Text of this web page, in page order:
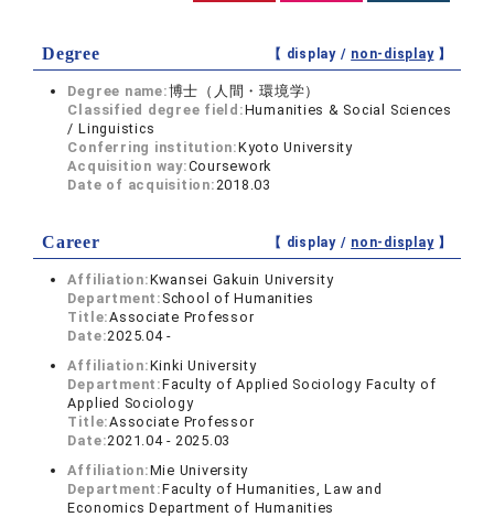
Degree 【 display / non-display】
Degree name:博士（人間・環境学）
Classified degree field:Humanities & Social Sciences
/ Linguistics
Conferring institution:Kyoto University
Acquisition way:Coursework
Date of acquisition:2018.03
Career 【 display / non-display】
Affiliation:Kwansei Gakuin University
Department: School of Humanities
Title:Associate Professor
Date:2025.04 -
Affiliation:Kinki University
Department:Faculty of Applied Sociology Faculty of
Applied Sociology
Title:Associate Professor
Date:2021.04 - 2025.03
Affiliation:Mie University
Department:Faculty of Humanities, Law and
Economics Department of Humanities